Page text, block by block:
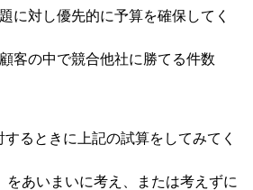
に対し優先的に予算を確保してく
客の中で競合他社に勝てる件数
るときに上記の試算をしてみてく
をあいまいに考え、または考えずに